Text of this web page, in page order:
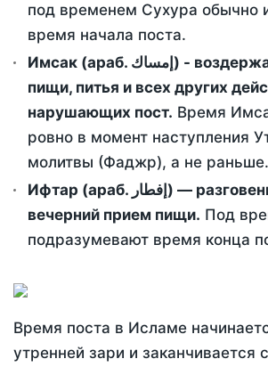
под временем Сухура обычно
время начала поста.
Имсак (араб. إمساك) - воздержание от приема
пищи, питья и всех других
нарушающих пост. Время
ровно в момент наступления
молитвы (Фаджр), а не раньше.
Ифтар (араб. إفطار) — разговение - это
вечерний прием пищи. Под
подразумевают время конца
Время поста в Исламе
утренней зари и заканчивается